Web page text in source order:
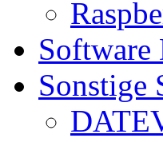
Software
Sonstige